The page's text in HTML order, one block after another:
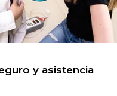
y asistencia